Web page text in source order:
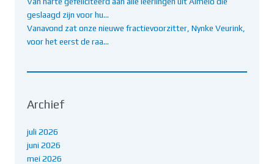
geslaagd zijn voor hu…
Vanavond zat onze nieuwe fractievoorzitter, Nynke Veurink,
voor het eerst de raa…
Archief
juli 2026
juni 2026
mei 2026